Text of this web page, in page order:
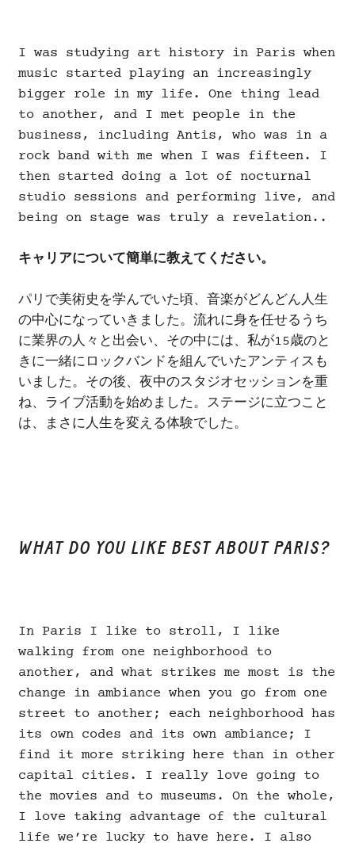
I was studying art history in Paris when
music started playing an increasingly
bigger role in my life. One thing lead
to another, and I met people in the
business, including Antis, who was in a
rock band with me when I was fifteen. I
then started doing a lot of nocturnal
studio sessions and performing live, and
being on stage was truly a revelation..
キャリアについて簡単に教えてください。
パリで美術史を学んでいた頃、音楽がどんどん人生
の中心になっていきました。流れに身を任せるうち
に業界の人々と出会い、その中には、私が15歳のと
きに一緒にロックバンドを組んでいたアンティスも
いました。その後、夜中のスタジオセッションを重
ね、ライブ活動を始めました。ステージに立つこと
は、まさに人生を変える体験でした。
WHAT DO YOU LIKE BEST ABOUT PARIS?
In Paris I like to stroll, I like
walking from one neighborhood to
another, and what strikes me most is the
change in ambiance when you go from one
street to another; each neighborhood has
its own codes and its own ambiance; I
find it more striking here than in other
capital cities. I really love going to
the movies and to museums. On the whole,
I love taking advantage of the cultural
life we’re lucky to have here. I also